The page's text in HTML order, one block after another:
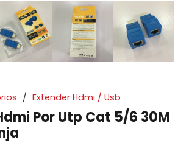
/ Extender Hdmi / Usb
Por Utp Cat 5/6 30M